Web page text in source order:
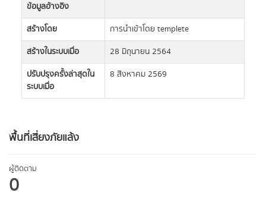
พื้นที่เสี่ยงภัยแล้ง
ผู้ติดตาม
0
ข้อมูลอ้างอิง
สร้างโดย
การนำเข้าโดย templete
สร้างในระบบเมื่อ
28 มิถุนายน 2564
ปรับปรุงครั้งล่าสุดใน
ระบบเมื่อ
8 สิงหาคม 2569